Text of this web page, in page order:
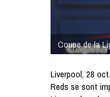
Coupe de la
Liverpool, 28
Reds se sont